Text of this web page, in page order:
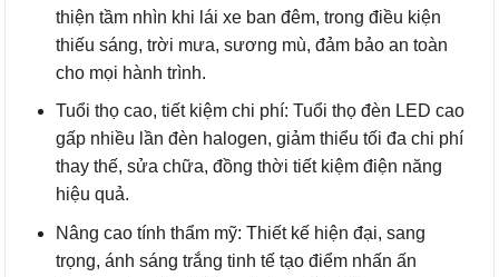
thiện tầm nhìn khi lái xe ban đêm, trong điều kiện
thiếu sáng, trời mưa, sương mù, đảm bảo an toàn
cho mọi hành trình.
Tuổi thọ cao, tiết kiệm chi phí: Tuổi thọ đèn LED cao
gấp nhiều lần đèn halogen, giảm thiểu tối đa chi phí
thay thế, sửa chữa, đồng thời tiết kiệm điện năng
hiệu quả.
Nâng cao tính thẩm mỹ: Thiết kế hiện đại, sang
trọng, ánh sáng trắng tinh tế tạo điểm nhấn ấn